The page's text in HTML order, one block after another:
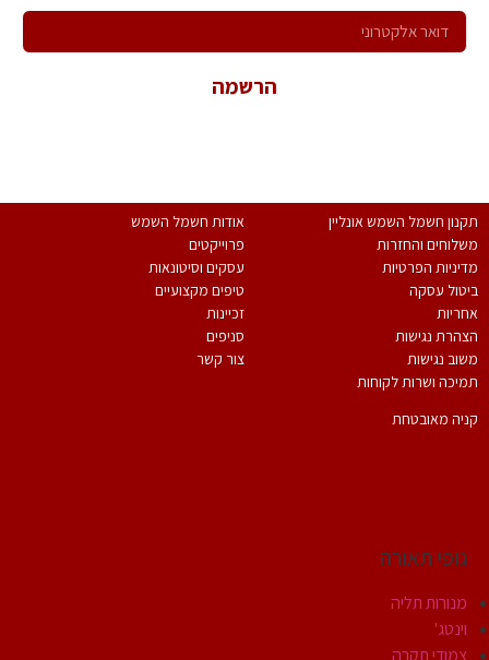
הרשמה
חשמל השמש אונליין
והחזרות
הפרטיות
עסקה
נגישות
נגישות
ושרות לקוחות
אודות חשמל השמש
פרוייקטים
עסקים וסיטונאות
טיפים מקצועיים
זכיינות
סניפים
צור קשר
מאובטחת
גופי תאורה
מנורות תליה
וינטג'
צמודי תקרה